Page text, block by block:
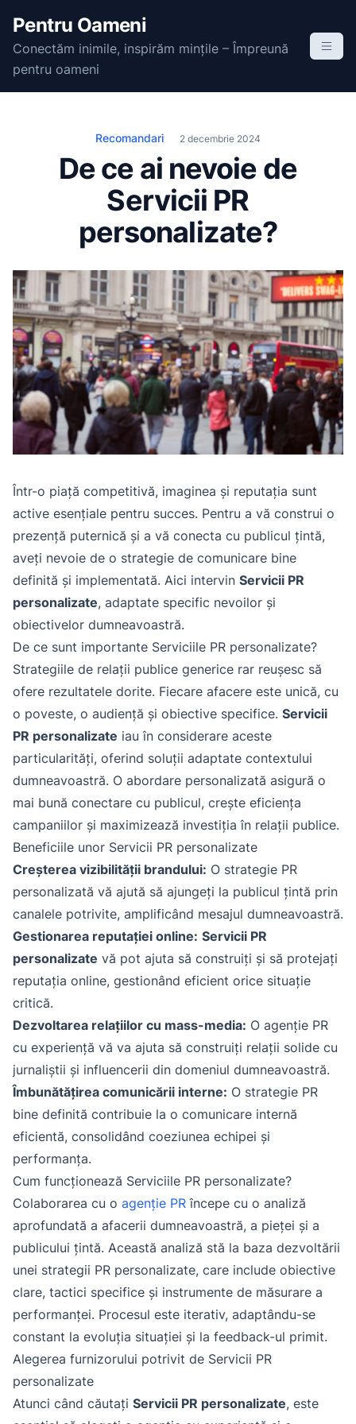
t
Pentru Oameni
Conectăm inimile, inspirăm mințile – Împreună
pentru oameni
Recomandari 2 decembrie 2024
De ce ai nevoie de
Servicii PR
personalizate?
Într-o piață competitivă, imaginea și reputația sunt
active esențiale pentru succes. Pentru a vă construi o
prezență puternică și a vă conecta cu publicul țintă,
aveți nevoie de o strategie de comunicare bine
definită și implementată. Aici intervin Servicii PR
personalizate, adaptate specific nevoilor și
obiectivelor dumneavoastră.
De ce sunt importante Serviciile PR personalizate?
Strategiile de relații publice generice rar reușesc să
ofere rezultatele dorite. Fiecare afacere este unică, cu
o poveste, o audiență și obiective specifice. Servicii
PR personalizate iau în considerare aceste
particularități, oferind soluții adaptate contextului
dumneavoastră. O abordare personalizată asigură o
mai bună conectare cu publicul, crește eficiența
campaniilor și maximizează investiția în relații publice.
Beneficiile unor Servicii PR personalizate
Creșterea vizibilității brandului: O strategie PR
personalizată vă ajută să ajungeți la publicul țintă prin
canalele potrivite, amplificând mesajul dumneavoastră.
Gestionarea reputației online: Servicii PR
personalizate vă pot ajuta să construiți și să protejați
reputația online, gestionând eficient orice situație
critică.
Dezvoltarea relațiilor cu mass-media: O agenție PR
cu experiență vă va ajuta să construiți relații solide cu
jurnaliștii și influencerii din domeniul dumneavoastră.
Îmbunătățirea comunicării interne: O strategie PR
bine definită contribuie la o comunicare internă
eficientă, consolidând coeziunea echipei și
performanța.
Cum funcționează Serviciile PR personalizate?
Colaborarea cu o agenție PR începe cu o analiză
aprofundată a afacerii dumneavoastră, a pieței și a
publicului țintă. Această analiză stă la baza dezvoltării
unei strategii PR personalizate, care include obiective
clare, tactici specifice și instrumente de măsurare a
performanței. Procesul este iterativ, adaptându-se
constant la evoluția situației și la feedback-ul primit.
Alegerea furnizorului potrivit de Servicii PR
personalizate
Atunci când căutați Servicii PR personalizate, este